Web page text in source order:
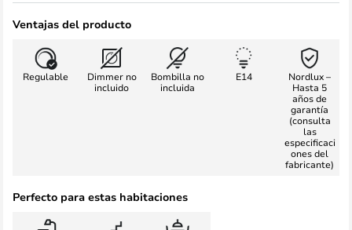
Ventajas del producto
Regulable
Dimmer no
incluido
Bombilla no
incluida
E14
Nordlux –
Hasta 5
años de
garantía
(consulta
las
especificaci
ones del
fabricante)
Perfecto para estas habitaciones